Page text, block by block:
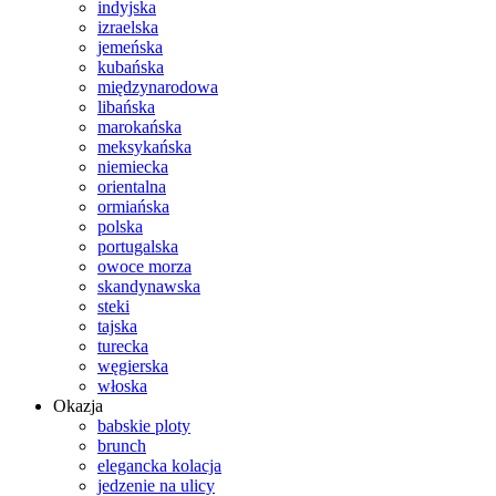
indyjska
izraelska
jemeńska
kubańska
międzynarodowa
libańska
marokańska
meksykańska
niemiecka
orientalna
ormiańska
polska
portugalska
owoce morza
skandynawska
steki
tajska
turecka
węgierska
włoska
Okazja
babskie ploty
brunch
elegancka kolacja
jedzenie na ulicy